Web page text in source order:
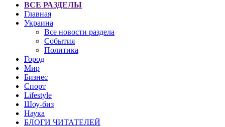
ВСЕ РАЗДЕЛЫ
Главная
Украина
Все новости раздела
События
Политика
Город
Мир
Бизнес
Спорт
Lifestyle
Шоу-биз
Наука
БЛОГИ ЧИТАТЕЛЕЙ